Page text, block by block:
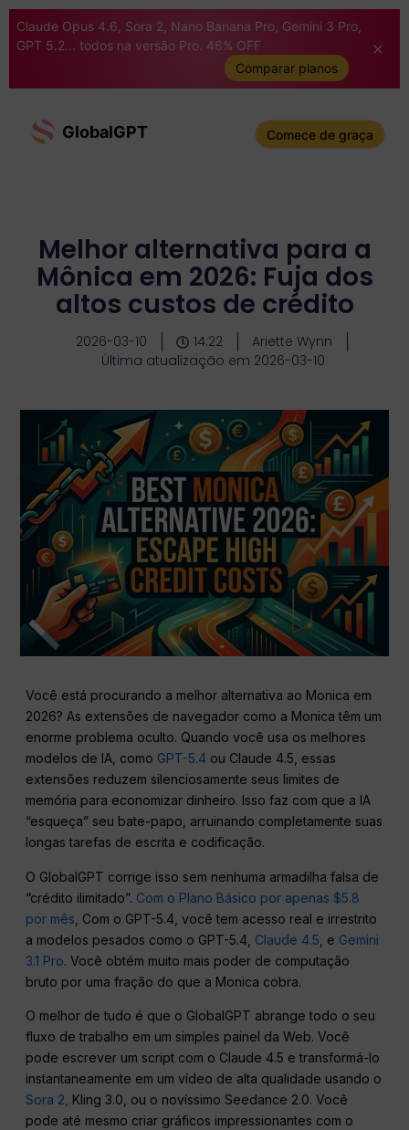
Claude Opus 4.6, Sora 2, Nano Banana Pro, Gemini 3 Pro,
GPT 5.2... todos na versão Pro. 46% OFF
Comparar planos
GlobalGPT Comece de graça
Melhor alternativa para a
Mônica em 2026: Fuja dos
altos custos de crédito
2026-03-10 14:22
Ariette Wynn
Última atualização em 2026-03-10
Você está procurando a melhor alternativa ao Monica em
2026? As extensões de navegador como a Monica têm um
enorme problema oculto. Quando você usa os melhores
modelos de IA, como GPT-5.4 ou Claude 4.5, essas
extensões reduzem silenciosamente seus limites de
memória para economizar dinheiro. Isso faz com que a IA
“esqueça” seu bate-papo, arruinando completamente suas
longas tarefas de escrita e codificação.
O GlobalGPT corrige isso sem nenhuma armadilha falsa de
“crédito ilimitado”. Com o Plano Básico por apenas $5.8
por mês , Com o GPT-5.4, você tem acesso real e irrestrito
a modelos pesados como o GPT-5.4, Claude 4.5 , e Gemini
3.1 Pro. Você obtém muito mais poder de computação
bruto por uma fração do que a Monica cobra.
O melhor de tudo é que o GlobalGPT abrange todo o seu
fluxo de trabalho em um simples painel da Web. Você
pode escrever um script com o Claude 4.5 e transformá-lo
instantaneamente em um vídeo de alta qualidade usando o
Sora 2, Kling 3.0, ou o novíssimo Seedance 2.0. Você
pode até mesmo criar gráficos impressionantes com o